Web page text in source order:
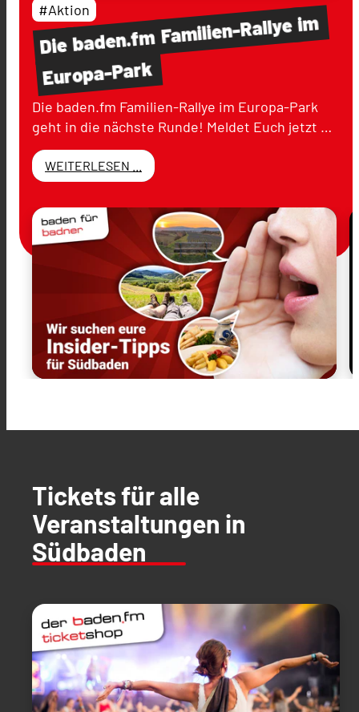
Diebaden.fmFamilien-Rallyeim
Europa-Park
#Aktion
Die baden.fm Familien-Rallye im Europa-Park
geht in die nächste Runde! Meldet Euch jetzt …
WEITERLESEN ...
Tickets für alle
Veranstaltungen in
Südbaden